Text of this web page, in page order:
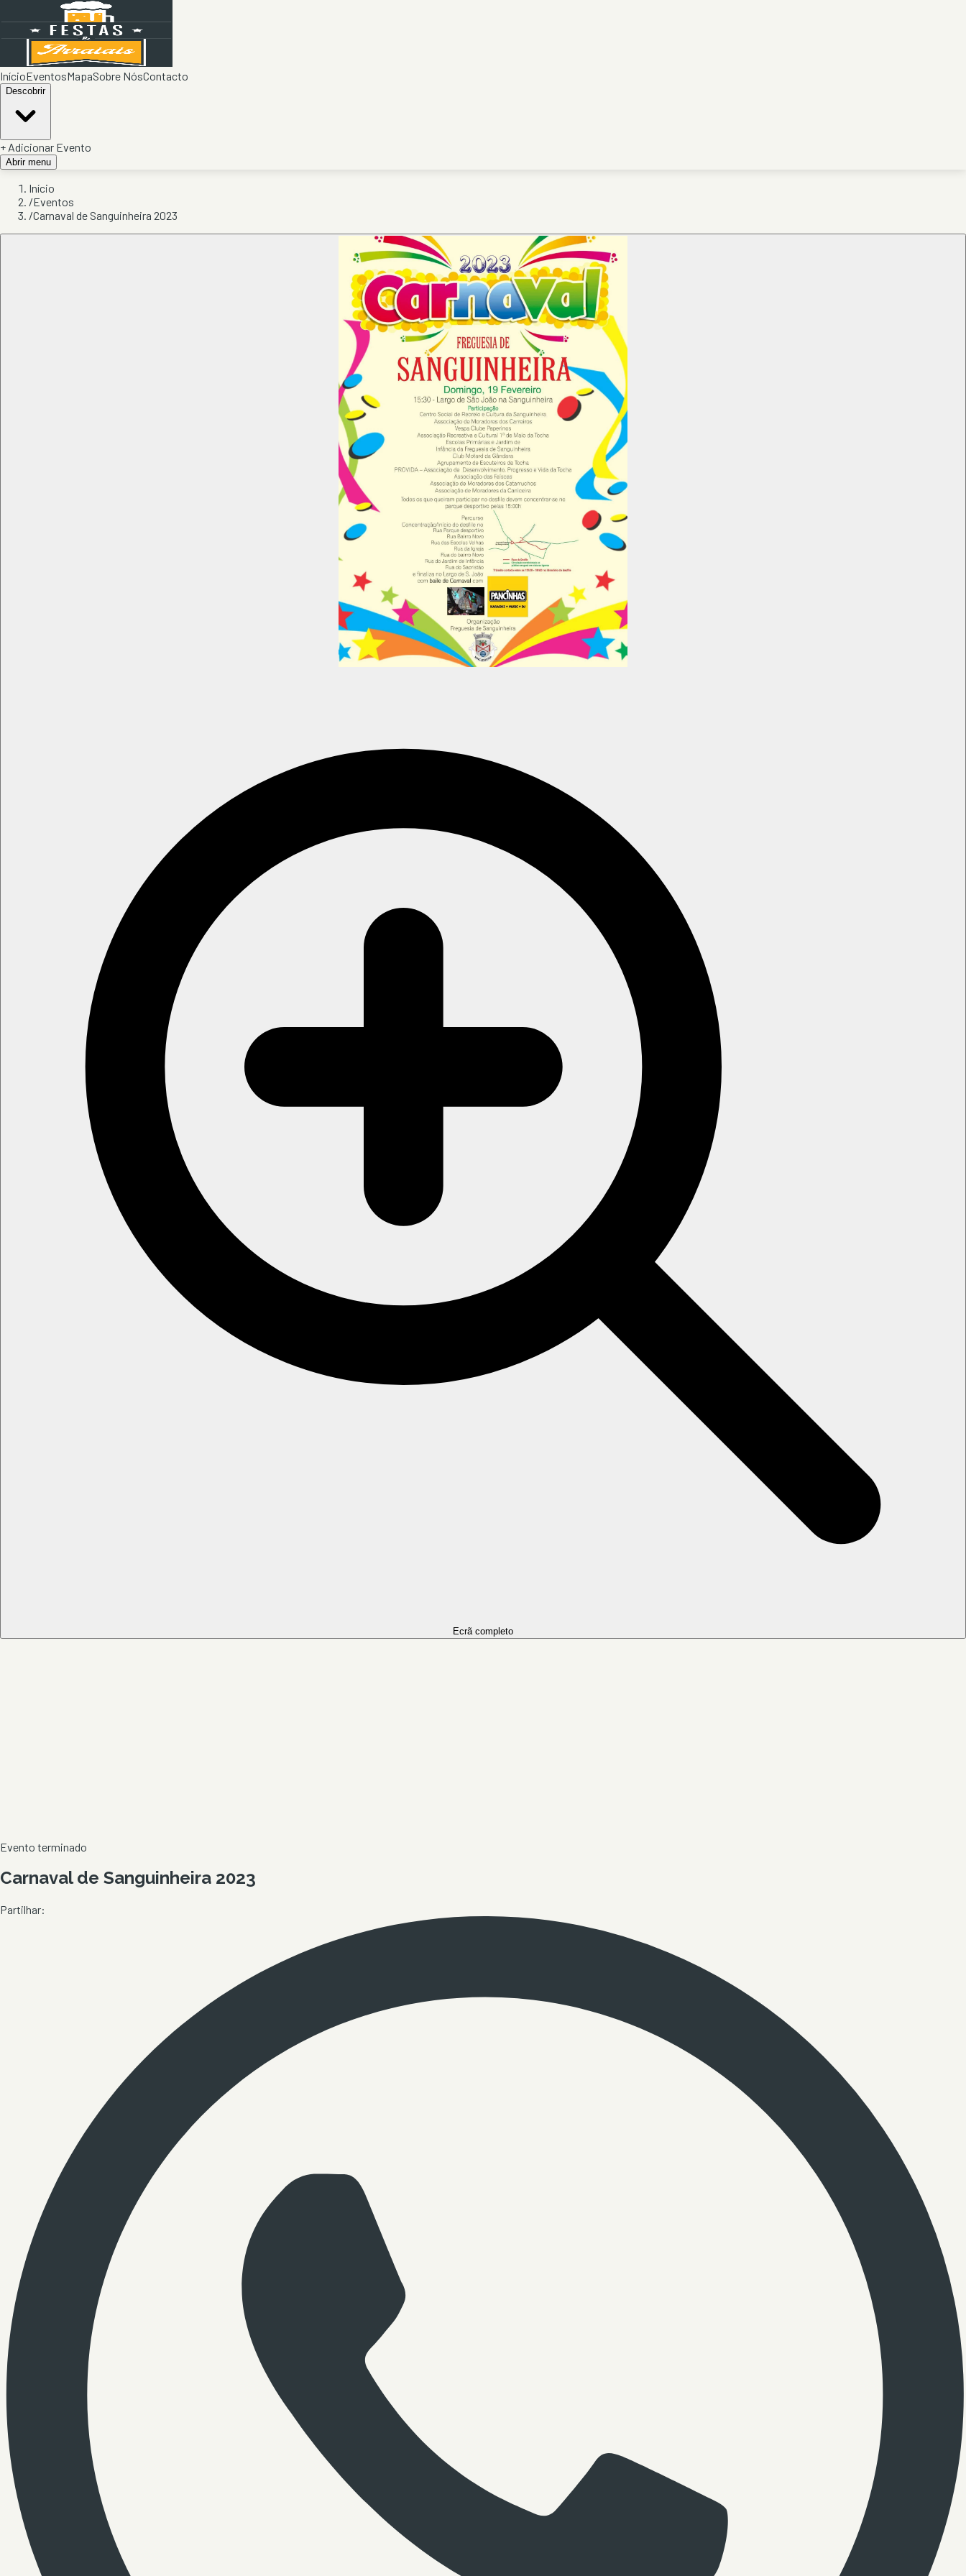
InícioEventosMapaSobre NósContacto
Descobrir
+ Adicionar Evento
Abrir menu
Início
/Eventos
/Carnaval de Sanguinheira 2023
Ecrã completo
Evento terminado
Carnaval de Sanguinheira 2023
Partilhar: